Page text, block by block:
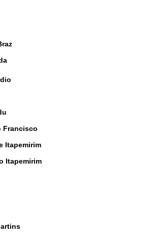
Francisco
Itapemirim
Itapemirim